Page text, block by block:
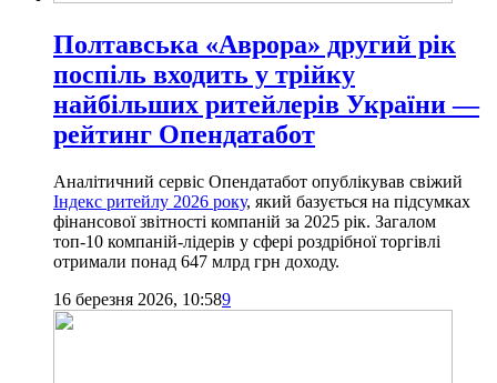
Полтавська «Аврора» другий рік
поспіль входить у трійку
найбільших ритейлерів України —
рейтинг Опендатабот
Аналітичний сервіс Опендатабот опублікував свіжий
Індекс ритейлу 2026 року, який базується на підсумках
фінансової звітності компаній за 2025 рік. Загалом
топ-10 компаній-лідерів у сфері роздрібної торгівлі
отримали понад 647 млрд грн доходу.
16 березня 2026, 10:589